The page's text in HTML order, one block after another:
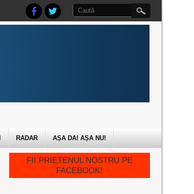
RADAR AȘA DA! AȘA NU!
FII PRIETENUL NOSTRU PE
FACEBOOK!